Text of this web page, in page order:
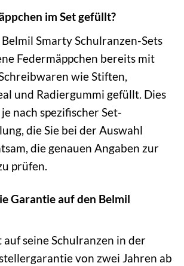
im Set gefüllt?
Smarty Schulranzen-Sets
Federmäppchen bereits mit
wie Stiften,
und Radiergummi gefüllt. Dies
nach spezifischer Set-
die Sie bei der Auswahl
die genauen Angaben zur
prüfen.
Garantie auf den Belmil
seine Schulranzen in der
von zwei Jahren ab